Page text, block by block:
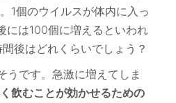
1個のウイルスが体内に入っ
には100個に増えるといわれ
後はどれくらいでしょう？
うです。急激に増えてしま
く飲むことが効かせるための